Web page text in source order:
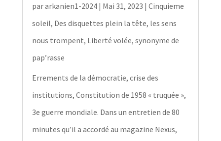
pararkanien1-2024| Mai 31, 2023 | Cinquieme
soleil, Des disquettes plein la tête, les sens
nous trompent, Liberté volée, synonyme de
pap’rasse
Errements de la démocratie, crise des
institutions, Constitution de 1958 « truquée »,
3e guerre mondiale. Dans un entretien de 80
minutes qu’il a accordé au magazine Nexus,